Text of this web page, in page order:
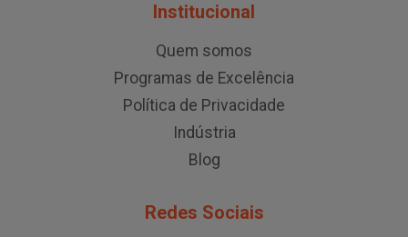
Institucional
Quem somos
Programas de Excelência
Política de Privacidade
Indústria
Blog
Redes Sociais